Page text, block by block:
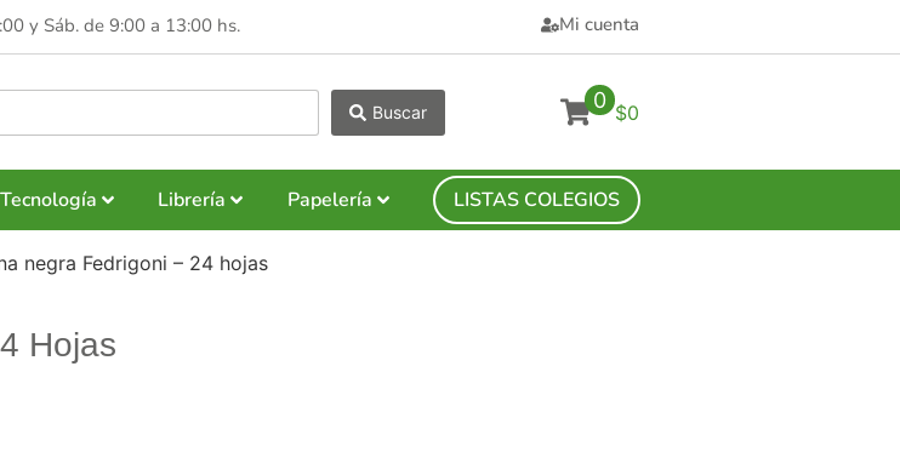
y Sáb. de 9:00 a 13:00 hs. Mi cuenta
Buscar 0 $0
Librería Papelería LISTAS COLEGIOS
negra Fedrigoni – 24 hojas
Hojas